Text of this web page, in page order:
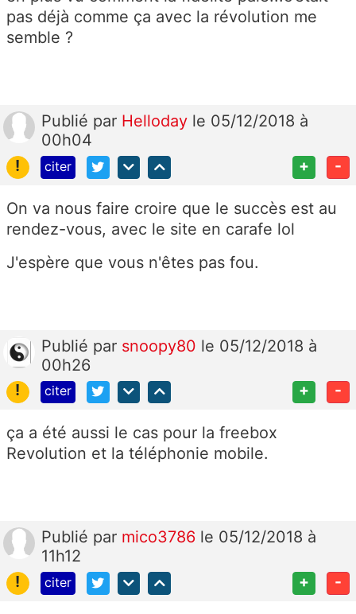
pas déjà comme ça avec la révolution me
semble ?
Publié par Helloday le 05/12/2018 à
00h04
!
citer + -
On va nous faire croire que le succès est au
rendez-vous, avec le site en carafe lol
J'espère que vous n'êtes pas fou.
Publié par snoopy80 le 05/12/2018 à
00h26
!
citer + -
ça a été aussi le cas pour la freebox
Revolution et la téléphonie mobile.
Publié par mico3786 le 05/12/2018 à
11h12
!
citer + -